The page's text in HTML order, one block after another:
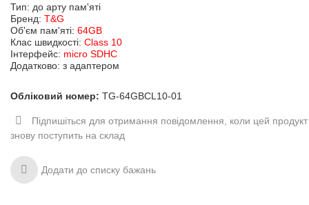
Тип: до арту пам'яті
Бренд: T&G
Об'єм пам'яті: 64GB
Клас швидкості: Class 10
Інтерфейс: micro SDHC
Додатково: з адаптером
Обліковий номер: TG-64GBCL10-01
Підпишіться для отримання повідомлення, коли цей продукт
знову поступить на склад
Додати до списку бажань